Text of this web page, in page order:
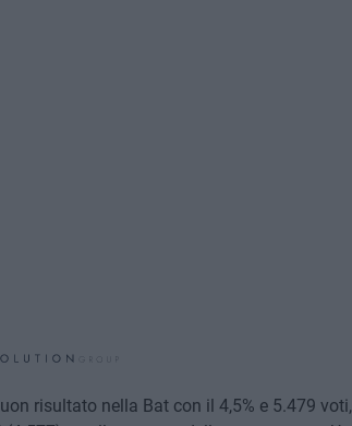
risultato nella Bat con il 4,5% e 5.479 voti,